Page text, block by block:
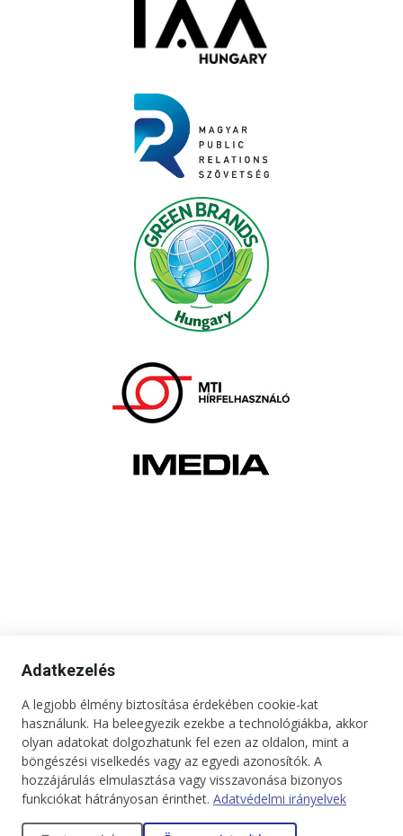
Adatkezelés
A legjobb élmény biztosítása érdekében cookie-kat
használunk. Ha beleegyezik ezekbe a technológiákba, akkor
olyan adatokat dolgozhatunk fel ezen az oldalon, mint a
böngészési viselkedés vagy az egyedi azonosítók. A
hozzájárulás elmulasztása vagy visszavonása bizonyos
funkciókat hátrányosan érinthet. Adatvédelmi irányelvek